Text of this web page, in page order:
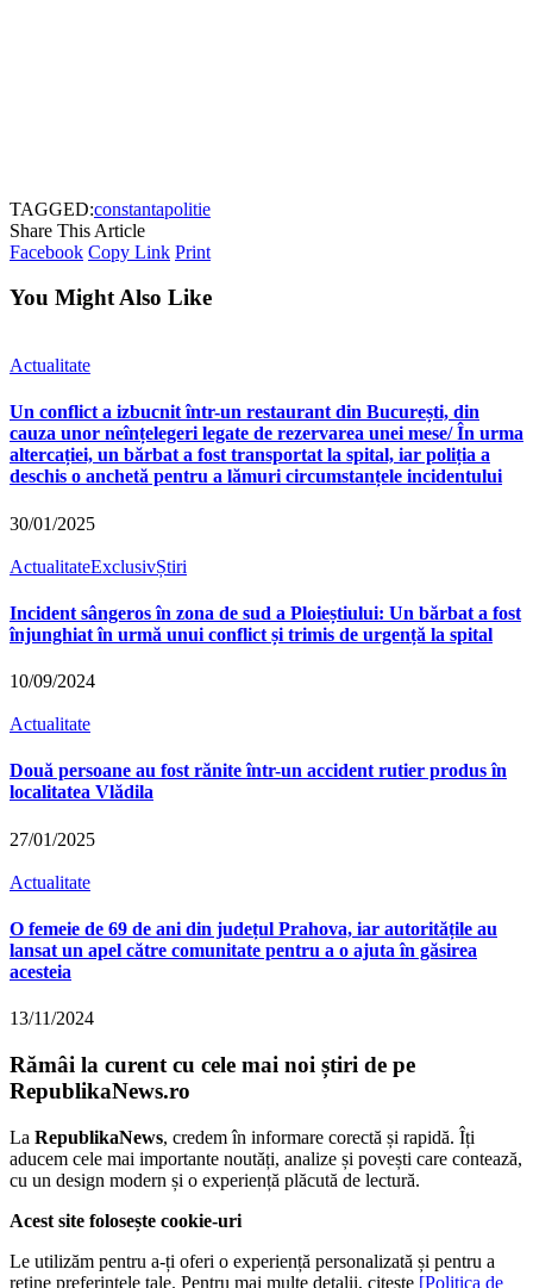
TAGGED:constantapolitie
Share This Article
Facebook Copy Link Print
You Might Also Like
Actualitate
Un conflict a izbucnit într-un restaurant din București, din
cauza unor neînțelegeri legate de rezervarea unei mese/ În urma
altercației, un bărbat a fost transportat la spital, iar poliția a
deschis o anchetă pentru a lămuri circumstanțele incidentului
30/01/2025
ActualitateExclusivȘtiri
Incident sângeros în zona de sud a Ploieștiului: Un bărbat a fost
înjunghiat în urmă unui conflict și trimis de urgență la spital
10/09/2024
Actualitate
Două persoane au fost rănite într-un accident rutier produs în
localitatea Vlădila
27/01/2025
Actualitate
O femeie de 69 de ani din județul Prahova, iar autoritățile au
lansat un apel către comunitate pentru a o ajuta în găsirea
acesteia
13/11/2024
Rămâi la curent cu cele mai noi știri de pe
RepublikaNews.ro
La RepublikaNews, credem în informare corectă și rapidă. Îți
aducem cele mai importante noutăți, analize și povești care contează,
cu un design modern și o experiență plăcută de lectură.
Acest site folosește cookie-uri
Le utilizăm pentru a-ți oferi o experiență personalizată și pentru a
reține preferințele tale. Pentru mai multe detalii, citește [Politica de